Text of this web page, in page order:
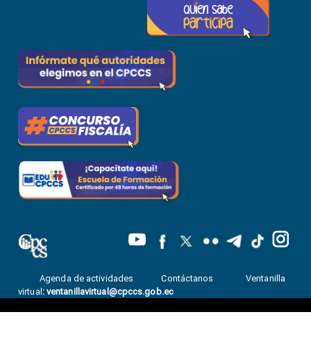
Agenda de actividades Contáctanos
Ventanilla
virtual : ventanillavirtual@cpccs.gob.ec